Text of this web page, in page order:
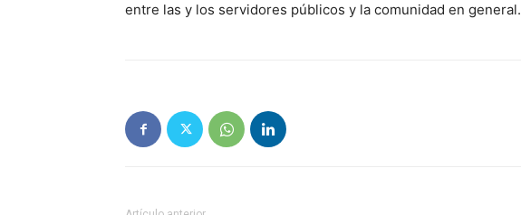
entre las y los servidores públicos y la comunidad en general.